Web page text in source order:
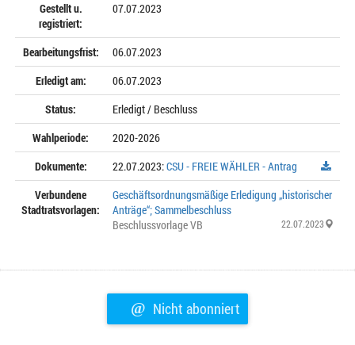
Gestellt u.
registriert:
07.07.2023
Bearbeitungsfrist:
06.07.2023
Erledigt am:
06.07.2023
Status:
Erledigt / Beschluss
Wahlperiode:
2020-2026
Dokumente:
22.07.2023:CSU - FREIE WÄHLER - Antrag
Verbundene
Stadtratsvorlagen:
Geschäftsordnungsmäßige Erledigung „historischer
Anträge“; Sammelbeschluss
Beschlussvorlage VB
22.07.2023
@ Nicht abonniert